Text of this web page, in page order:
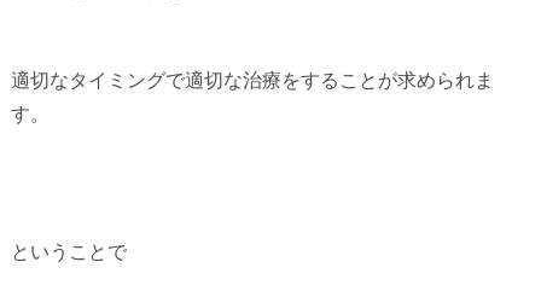
適切なタイミングで適切な治療をすることが求められま
す。
ということで